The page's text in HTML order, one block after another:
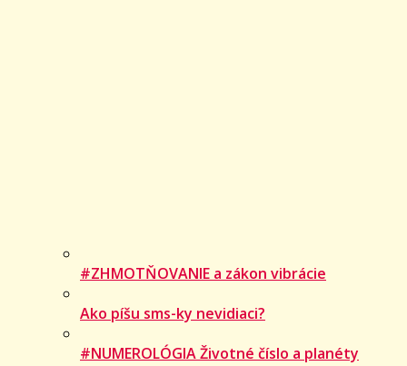
#ZHMOTŇOVANIE a zákon vibrácie
Ako píšu sms-ky nevidiaci?
#NUMEROLÓGIA Životné číslo a planéty